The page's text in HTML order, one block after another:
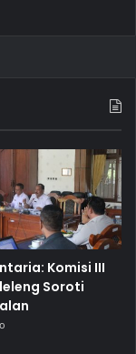
Komisi III
Soroti